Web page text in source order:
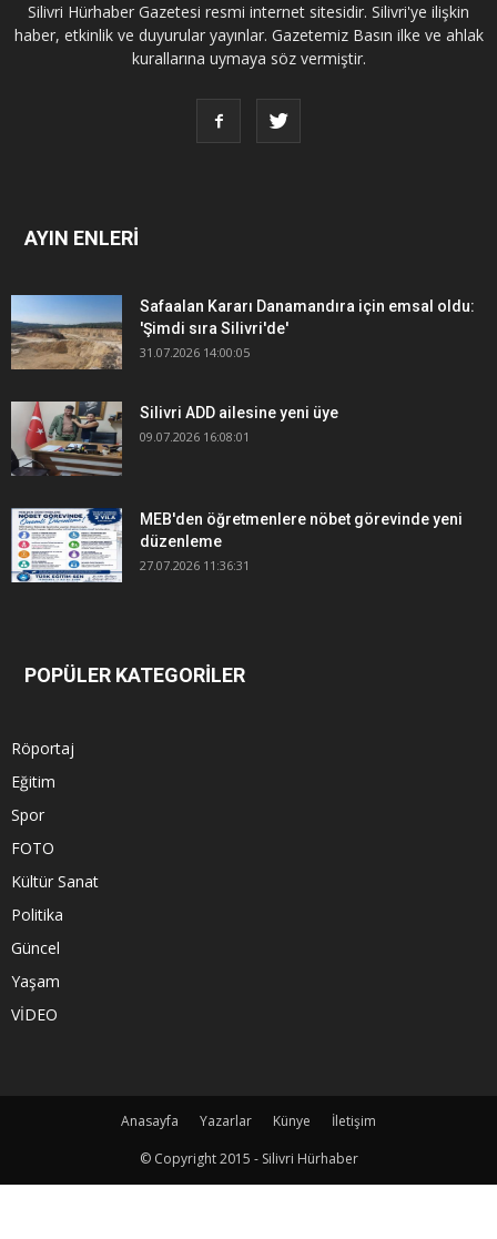
Silivri Hürhaber Gazetesi resmi internet sitesidir. Silivri'ye ilişkin
haber, etkinlik ve duyurular yayınlar. Gazetemiz Basın ilke ve ahlak
kurallarına uymaya söz vermiştir.
AYIN ENLERİ
Safaalan Kararı Danamandıra için emsal oldu:
'Şimdi sıra Silivri'de'
31.07.2026 14:00:05
Silivri ADD ailesine yeni üye
09.07.2026 16:08:01
MEB'den öğretmenlere nöbet görevinde yeni
düzenleme
27.07.2026 11:36:31
POPÜLER KATEGORİLER
Röportaj
Eğitim
Spor
FOTO
Kültür Sanat
Politika
Güncel
Yaşam
VİDEO
Anasayfa Yazarlar Künye
İletişim
© Copyright 2015 - Silivri Hürhaber